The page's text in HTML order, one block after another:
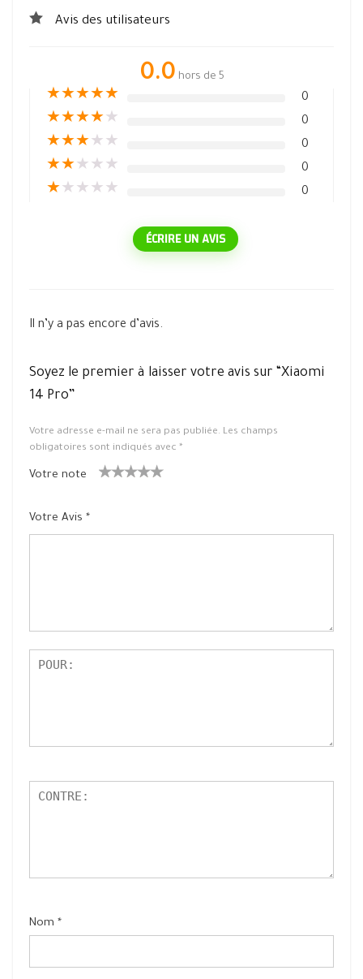
Avis des utilisateurs
0.0 hors de 5
★★★★★ 0
★★★★★ 0
★★★★ ★ 0
★★★ ★ ★ 0
★★ ★ ★ ★ 0
ÉCRIRE UN AVIS
Il n’y a pas encore d’avis.
Soyez le premier à laisser votre avis sur “Xiaomi
14 Pro”
Votre adresse e-mail ne sera pas publiée. Les champs
obligatoires sont indiqués avec *
Votre note
oil
sur
Votre Avis *
Nom *